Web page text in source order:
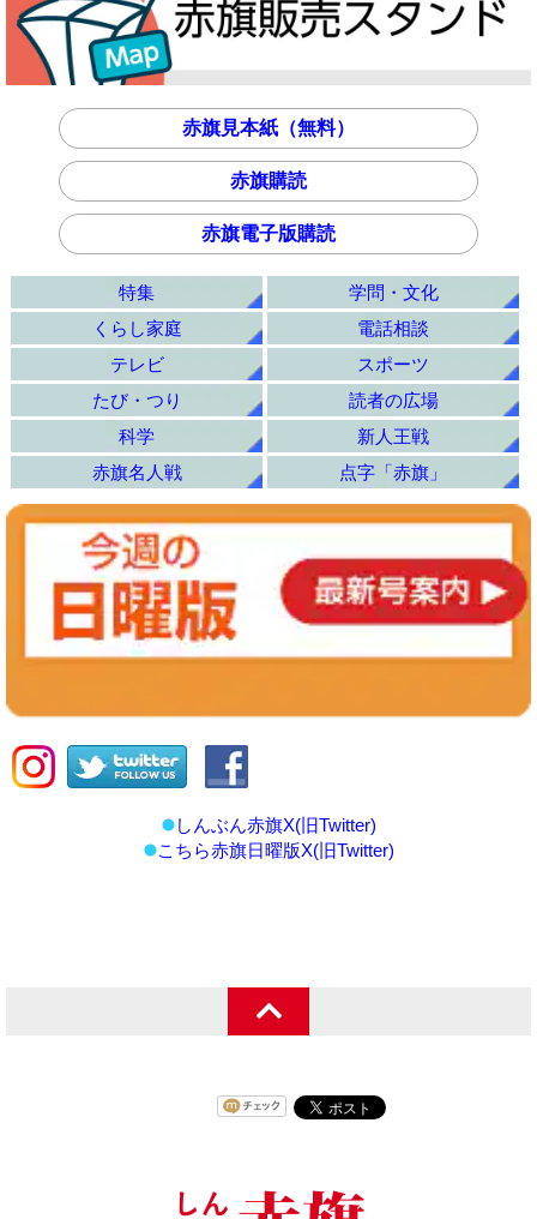
赤旗見本紙（無料）
赤旗購読
赤旗電子版購読
特集
学問・文化
くらし家庭
電話相談
テレビ
スポーツ
たび・つり
読者の広場
科学
新人王戦
赤旗名人戦
点字「赤旗」
しんぶん赤旗X(旧Twitter)
こちら赤旗日曜版X(旧Twitter)